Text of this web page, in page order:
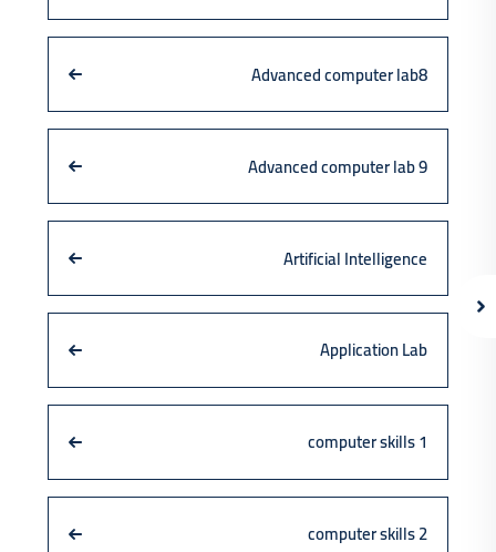
Advanced computer lab8
Advanced computer lab 9
Artificial Intelligence
Application Lab
computer skills 1
computer skills 2